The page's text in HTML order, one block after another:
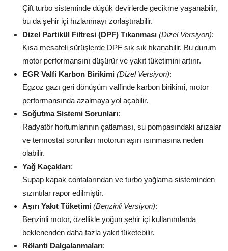
Çift turbo sisteminde düşük devirlerde gecikme yaşanabilir,
bu da şehir içi hızlanmayı zorlaştırabilir.
Dizel Partikül Filtresi (DPF) Tıkanması (Dizel Versiyon):
Kısa mesafeli sürüşlerde DPF sık sık tıkanabilir. Bu durum
motor performansını düşürür ve yakıt tüketimini artırır.
EGR Valfi Karbon Birikimi (Dizel Versiyon):
Egzoz gazı geri dönüşüm valfinde karbon birikimi, motor
performansında azalmaya yol açabilir.
Soğutma Sistemi Sorunları:
Radyatör hortumlarının çatlaması, su pompasındaki arızalar
ve termostat sorunları motorun aşırı ısınmasına neden
olabilir.
Yağ Kaçakları:
Supap kapak contalarından ve turbo yağlama sisteminden
sızıntılar rapor edilmiştir.
Aşırı Yakıt Tüketimi (Benzinli Versiyon):
Benzinli motor, özellikle yoğun şehir içi kullanımlarda
beklenenden daha fazla yakıt tüketebilir.
Rölanti Dalgalanmaları: